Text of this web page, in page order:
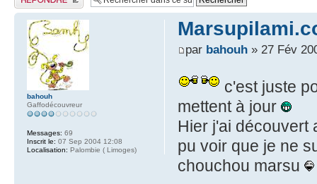
par bahouh» 27 Fév
c'est juste
mettent à jour
Hier j'ai découvert
pu voir que je ne
chouchou marsu
bahouh
Gaffodécouvreur
Messages: 69
Inscrit le: 07 Sep 2004 12:08
Localisation: Palombie ( Limoges)